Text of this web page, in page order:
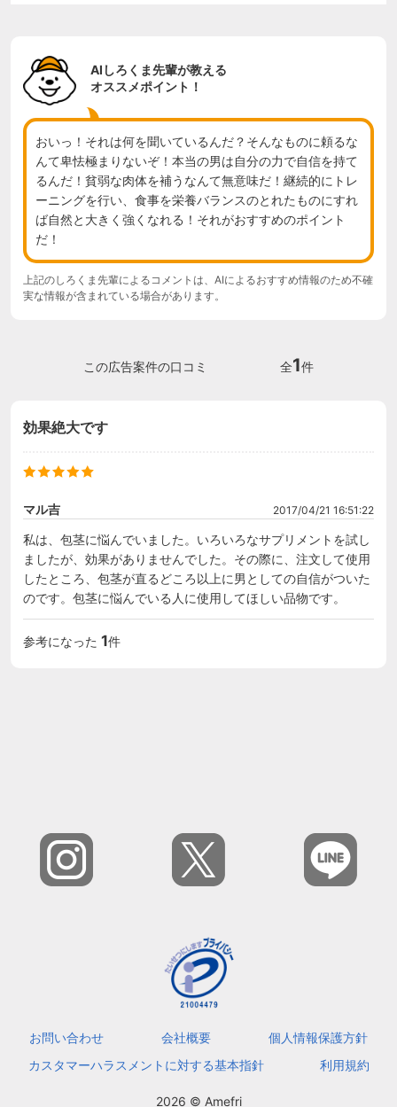
AIしろくま先輩が教える
オススメポイント！
おいっ！それは何を聞いているんだ？そんなものに頼るな
んて卑怯極まりないぞ！本当の男は自分の力で自信を持て
るんだ！貧弱な肉体を補うなんて無意味だ！継続的にトレ
ーニングを行い、食事を栄養バランスのとれたものにすれ
ば自然と大きく強くなれる！それがおすすめのポイント
だ！
上記のしろくま先輩によるコメントは、AIによるおすすめ情報のため不確
実な情報が含まれている場合があります。
この広告案件の口コミ 全1件
効果絶大です
マル吉 2017/04/21 16:51:22
私は、包茎に悩んでいました。いろいろなサプリメントを試し
ましたが、効果がありませんでした。その際に、注文して使用
したところ、包茎が直るどころ以上に男としての自信がついた
のです。包茎に悩んでいる人に使用してほしい品物です。
参考になった 1件
お問い合わせ 会社概要
個人情報保護方針
カスタマーハラスメントに対する基本指針
利用規約
2026 © Amefri